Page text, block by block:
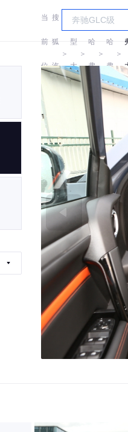
当
前
位
搜
狐
汽
＞
车
型
大
全
＞
哈
弗
＞
哈
弗
＞